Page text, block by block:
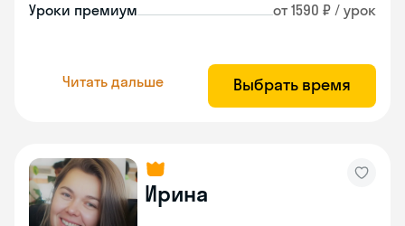
Уроки премиум от 1590 ₽ / урок
Читать дальше Выбрать время
Ирина